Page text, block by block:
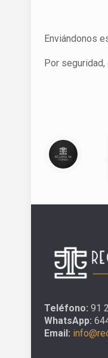
Enviándonos
Por
Teléfono: 91
WhatsApp:
Email: